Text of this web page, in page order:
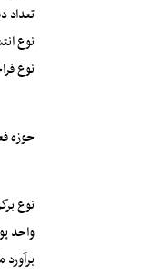
تعداد
نوع
نوع
حوزه
نوع
واحد
برآورد